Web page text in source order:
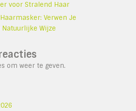
voor Stralend Haar
Verwen Je
Wijze
om weer te geven.